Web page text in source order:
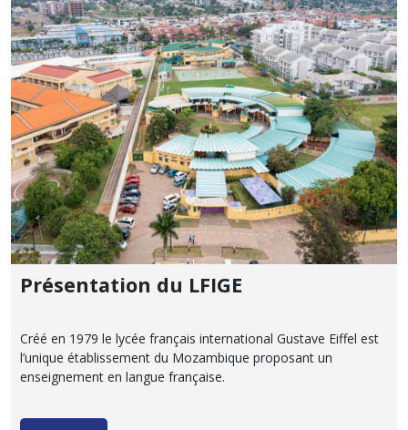
Présentation du LFIGE
Créé en 1979 le lycée français international Gustave Eiffel est
l’unique établissement du Mozambique proposant un
enseignement en langue française.